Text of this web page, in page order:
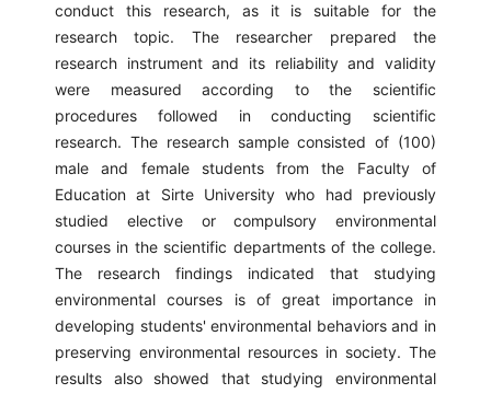
conduct this research, as it is suitable for the
research topic. The researcher prepared the
research instrument and its reliability and validity
were measured according to the scientific
procedures followed in conducting scientific
research. The research sample consisted of (100)
male and female students from the Faculty of
Education at Sirte University who had previously
studied elective or compulsory environmental
courses in the scientific departments of the college.
The research findings indicated that studying
environmental courses is of great importance in
developing students' environmental behaviors and in
preserving environmental resources in society. The
results also showed that studying environmental